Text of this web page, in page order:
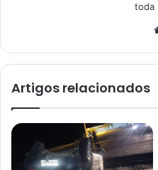
toda
Artigos relacionados